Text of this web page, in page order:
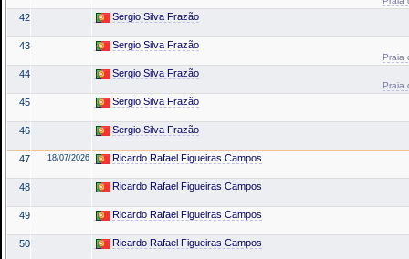
42 Sergio Silva Frazão
43 Sergio Silva Frazão
Praia
44 Sergio Silva Frazão
Praia
45 Sergio Silva Frazão
46 Sergio Silva Frazão
47 18/07/2026 Ricardo Rafael Figueiras Campos
48 Ricardo Rafael Figueiras Campos
49 Ricardo Rafael Figueiras Campos
50 Ricardo Rafael Figueiras Campos